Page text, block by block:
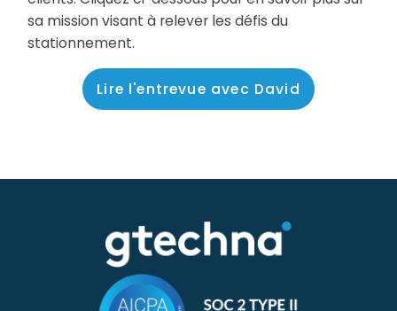
sa mission visant à relever les défis du
stationnement.
Lire l'entrevue avec David